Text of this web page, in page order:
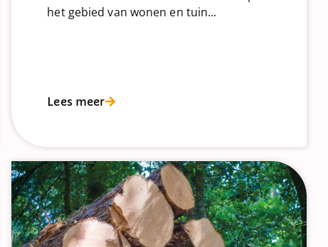
het gebied van wonen en tuin...
Lees meer